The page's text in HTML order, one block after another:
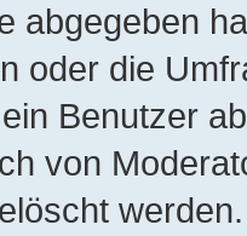
abgegeben
oder die
Benutzer
von